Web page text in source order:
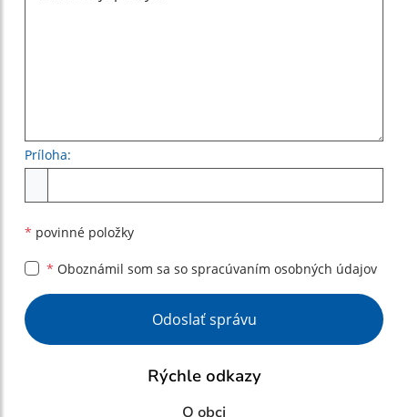
Príloha:
* povinné položky
* Oboznámil som sa so spracúvaním osobných údajov
Google reCaptcha Response
Odoslať správu
Rýchle odkazy
O obci